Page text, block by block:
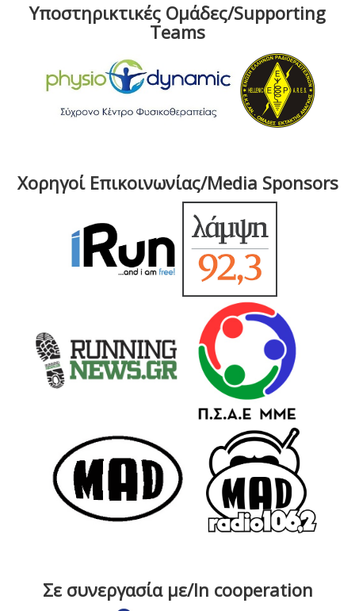
Υποστηρικτικές Ομάδες/Supporting
Teams
Χορηγοί Επικοινωνίας/Media Sponsors
Σε συνεργασία με/In cooperation